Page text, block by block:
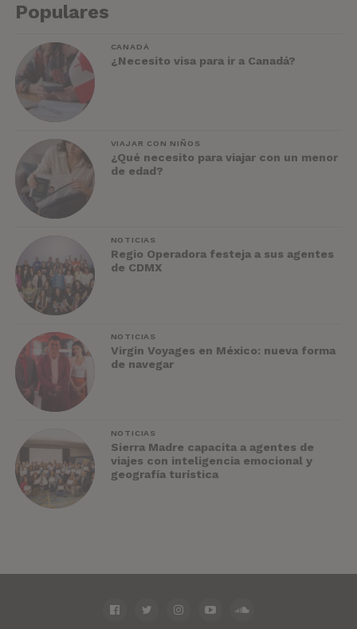
Populares
CANADÁ
¿Necesito visa para ir a Canadá?
VIAJAR CON NIÑOS
¿Qué necesito para viajar con un menor
de edad?
NOTICIAS
Regio Operadora festeja a sus agentes
de CDMX
NOTICIAS
Virgin Voyages en México: nueva forma
de navegar
NOTICIAS
Sierra Madre capacita a agentes de
viajes con inteligencia emocional y
geografía turística